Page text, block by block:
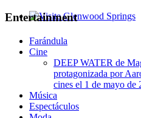
Entertainment
Farándula
Cine
DEEP WATER de
protagonizada por
cines el 1 de mayo de
Música
Espectáculos